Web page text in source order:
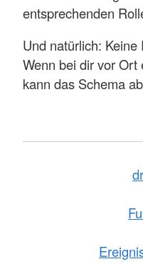
entsprechenden
Und natürlich:
Wenn bei dir vor Ort
kann das Schema